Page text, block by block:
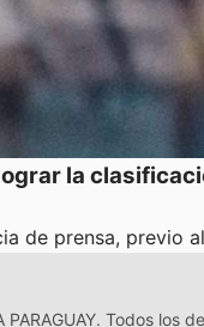
la
de prensa, previo
Todos los